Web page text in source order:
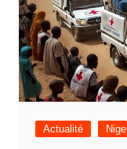
Actualité